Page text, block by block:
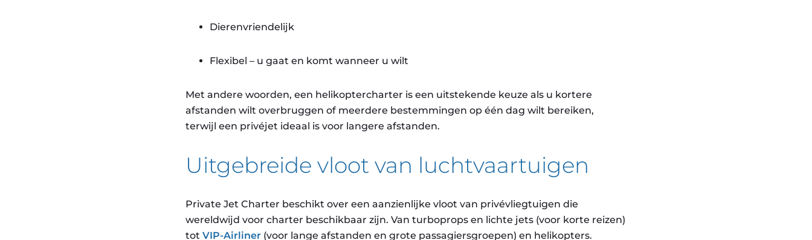
Dierenvriendelijk
Flexibel – u gaat en komt wanneer u wilt
Met andere woorden, een helikoptercharter is een uitstekende keuze als u kortere
afstanden wilt overbruggen of meerdere bestemmingen op één dag wilt bereiken,
terwijl een privéjet ideaal is voor langere afstanden.
Uitgebreide vloot van luchtvaartuigen
Private Jet Charter beschikt over een aanzienlijke vloot van privévliegtuigen die
wereldwijd voor charter beschikbaar zijn. Van turboprops en lichte jets (voor korte reizen)
tot VIP-Airliner (voor lange afstanden en grote passagiersgroepen) en helikopters.